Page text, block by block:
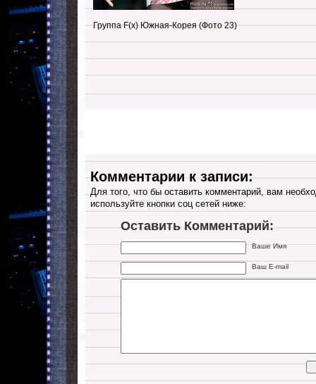
Группа F(x) Южная-Корея (Фото 23)
Комментарии к записи:
Для того, что бы оставить комментарий, вам
используйте кнопки соц сетей ниже:
Оставить Комментарий:
Ваше Имя
Ваш E-mail